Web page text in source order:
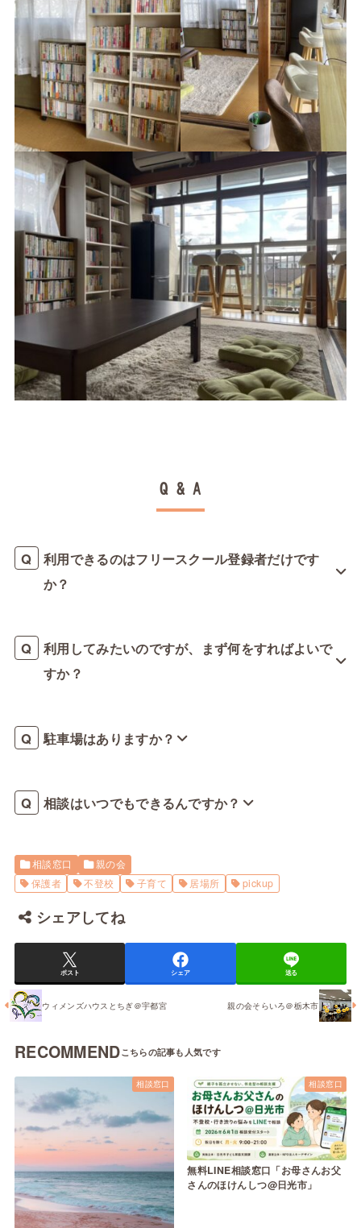
Q & A
利用できるのはフリースクール登録者だけです
か？
利用してみたいのですが、まず何をすればよいで
すか？
駐車場はありますか？
相談はいつでもできるんですか？
相談窓口
親の会
保護者
不登校 子育て 居場所 pickup
シェアしてね
ポスト シェア 送る
ウィメンズハウスとちぎ＠宇都宮 親の会そらいろ＠栃木市
RECOMMEND
相談窓口 相談窓口
無料LINE相談窓口「お母さんお父
さんのほけんしつ@日光市」